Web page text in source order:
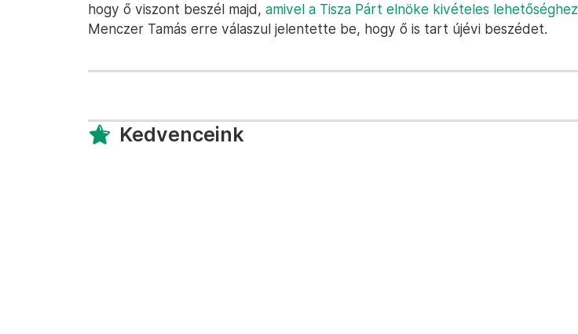
hogy ő viszont beszél majd, amivel a Tisza Párt elnöke kivételes
Menczer Tamás erre válaszul jelentette be, hogy ő is tart újévi beszédet.
Kedvenceink